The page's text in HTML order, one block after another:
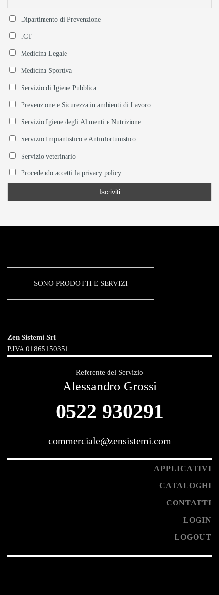
Dipartimento di Prevenzione
ICT
Medicina Legale
Medicina Sportiva
Servizio di Igiene Pubblica
Prevenzione e Sicurezza in ambienti di Lavoro
Servizio Igiene degli Alimenti e Nutrizione
Servizio Impiantistico e Antinfortunistico
Servizio veterinario
Procedendo accetti la privacy policy
SONO PRODOTTI E SERVIZI
Zen Sistemi Srl
P.IVA 01865150351
Referente del Servizio
Alessandro Grossi
0522 930291
commerciale@zensistemi.com
APPLICATIVI
CATALOGHI
CONTATTI
LOGIN
LOGOUT